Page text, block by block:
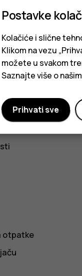
kopije
otpatke
Postavke
Kolačiće i slične
Klikom na vezu
možete u svakom
Saznajte više o
Prihvati sve